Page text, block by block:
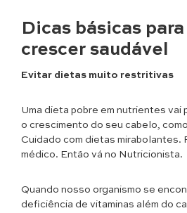
Dicas básicas
crescer saudável
Evitar dietas muito restritivas
Uma dieta pobre em nutrientes vai
o crescimento do seu cabelo,
Cuidado com dietas mirabolantes.
médico. Então vá no Nutricionista.
Quando nosso organismo se
deficiência de vitaminas além do